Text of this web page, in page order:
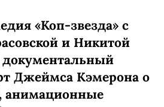
«Коп-звезда» с
и Никитой
Джеймса Кэмерона о